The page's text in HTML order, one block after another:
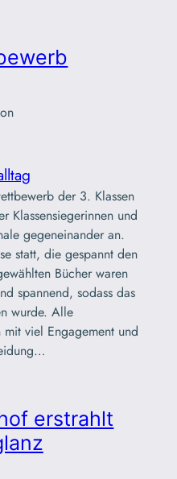
der 3. Klassen
Klassensiegerinnen und
gegeneinander an.
statt, die gespannt den
Bücher waren
spannend, sodass das
wurde. Alle
mit viel Engagement und
erstrahlt